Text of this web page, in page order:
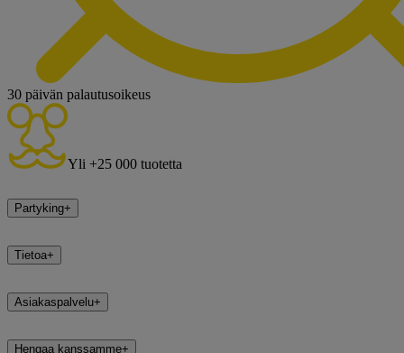
30 päivän palautusoikeus
Yli +25 000 tuotetta
Partyking+
Tietoa+
Asiakaspalvelu+
Hengaa kanssamme+